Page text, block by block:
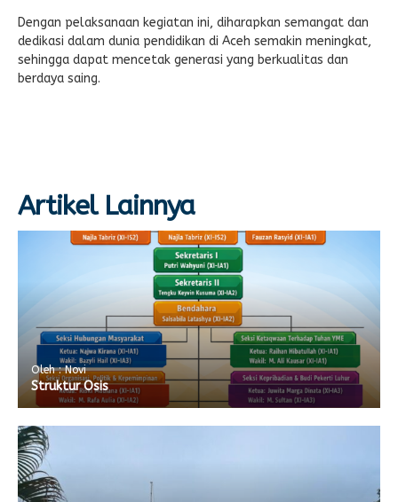
Dengan pelaksanaan kegiatan ini, diharapkan semangat dan
dedikasi dalam dunia pendidikan di Aceh semakin meningkat,
sehingga dapat mencetak generasi yang berkualitas dan
berdaya saing.
Artikel Lainnya
Oleh : Novi
Struktur Osis